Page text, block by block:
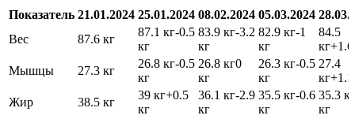
Показатель 21.01.2024 25.01.2024 08.02.2024 05.03.2024
Вес
87.6 кг
87.1 кг-0.5
кг
83.9 кг-3.2
кг
82.9 кг-1
кг
84.5
кг
Мышцы
27.3 кг
26.8 кг-0.5
кг
26.8 кг0
кг
26.3 кг-0.5
кг
27.4
кг
Жир
38.5 кг
39 кг+0.5
кг
36.1 кг-2.9
кг
35.5 кг-0.6
кг
35.3 кг
кг